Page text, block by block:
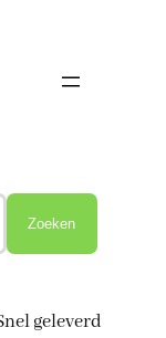
Zoeken
geleverd